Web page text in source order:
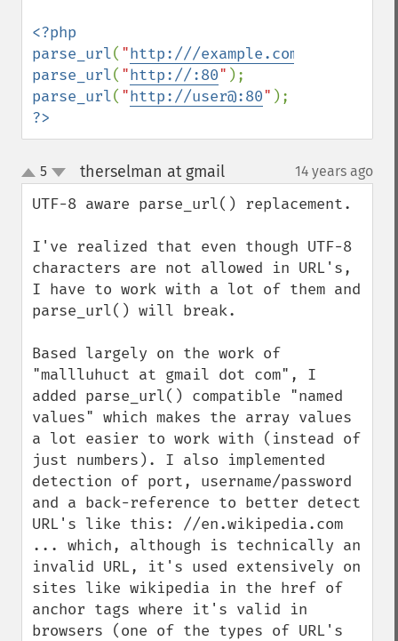
<?php
parse_url( "http:///example.com
parse_url( "http://:80"
parse_url( "http://user@:80"
?>
up
down
5 therselman at gmail¶ 14 years ago
UTF-8 aware parse_url() replacement.
I've realized that even though UTF-8
characters are not allowed in URL's,
I have to work with a lot of them and
parse_url() will break.
Based largely on the work of
"mallluhuct at gmail dot com", I
added parse_url() compatible "named
values" which makes the array values
a lot easier to work with (instead of
just numbers). I also implemented
detection of port, username/password
and a back-reference to better detect
URL's like this: //en.wikipedia.com
... which, although is technically an
invalid URL, it's used extensively on
sites like wikipedia in the href of
anchor tags where it's valid in
browsers (one of the types of URL's